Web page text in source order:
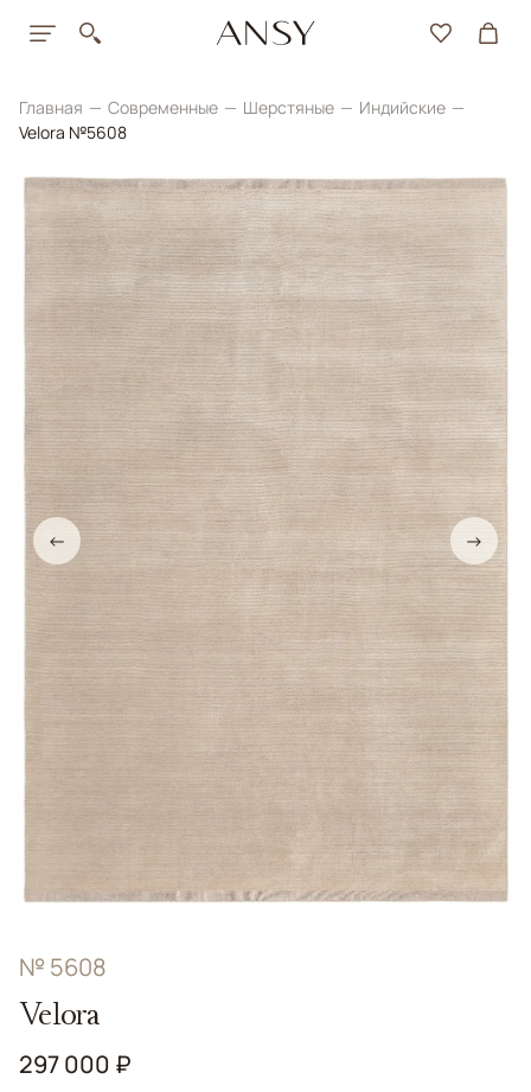
Главная Современные Шерстяные
Индийские
Velora №5608
← →
№ 5608
Velora
297 000 ₽